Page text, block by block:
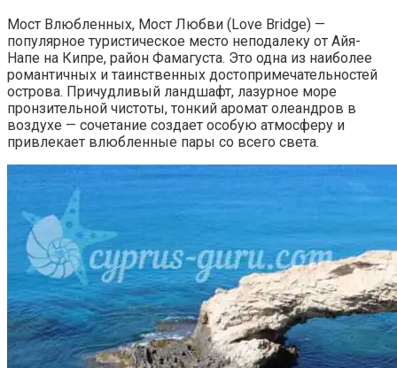
Мост Влюбленных, Мост Любви (Love Bridge) —
популярное туристическое место неподалеку от Айя-
Напе на Кипре, район Фамагуста. Это одна из наиболее
романтичных и таинственных достопримечательностей
острова. Причудливый ландшафт, лазурное море
пронзительной чистоты, тонкий аромат олеандров в
воздухе — сочетание создает особую атмосферу и
привлекает влюбленные пары со всего света.